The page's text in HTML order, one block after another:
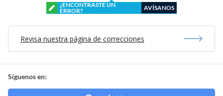
¿ENCONTRASTE UN
ERROR?
AVÍSANOS
Revisa nuestra página de correcciones
Síguenos en: